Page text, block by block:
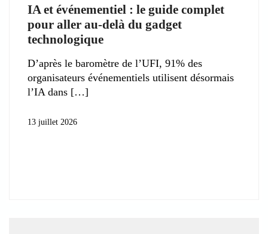
IA et événementiel : le guide complet
pour aller au-delà du gadget
technologique
D’après le baromètre de l’UFI, 91% des
organisateurs événementiels utilisent désormais
l’IA dans
13 juillet 2026